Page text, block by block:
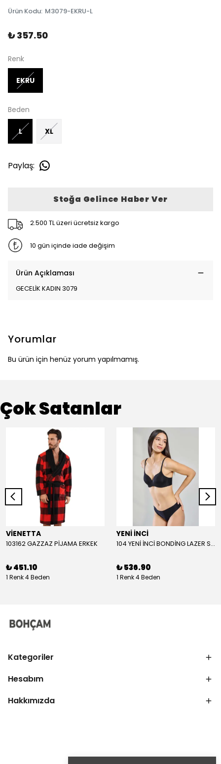
Ürün Kodu: M3079-EKRU-L
₺ 357.50
Renk
EKRU
Beden
L XL
Paylaş:
Stoğa Gelince Haber Ver
2.500 TL üzeri ücretsiz kargo
10 gün içinde iade değişim
Ürün Açıklaması
GECELİK KADIN 3079
Yorumlar
Bu ürün için henüz yorum yapılmamış.
Çok Satanlar
VİENETTA
103162 GAZZAZ PİJAMA ERKEK
₺ 451.10
1 Renk 4 Beden
YENİ İNCİ
104 YENİ İNCİ BONDİNG LAZER SÜTYEN KADIN
₺ 536.90
1 Renk 4 Beden
Kategoriler
Hesabım
Hakkımızda